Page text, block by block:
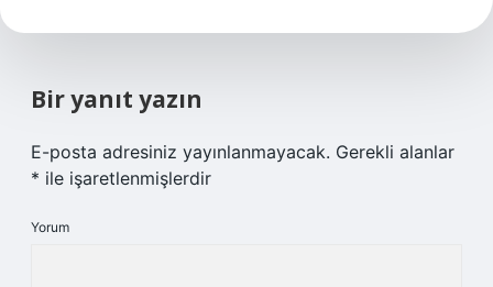
Bir yanıt yazın
E-posta adresiniz yayınlanmayacak. Gerekli alanlar
* ile işaretlenmişlerdir
Yorum